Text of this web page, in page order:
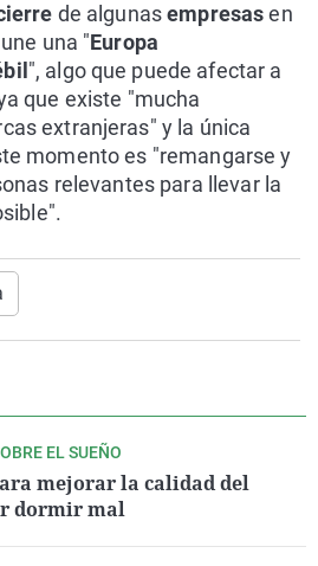
de algunasempresasen
una "Europa
", algo que puede afectar a
que existe "mucha
extranjeras" y la única
momento es "remangarse y
relevantes para llevar la
EL SUEÑO
mejorar la calidad del
dormir mal